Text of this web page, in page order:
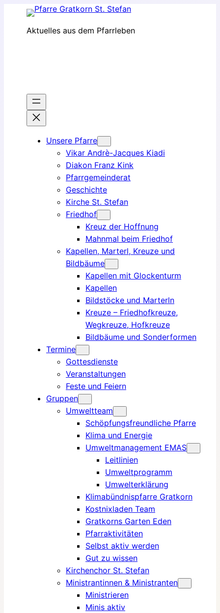
Aktuelles aus dem Pfarrleben
Unsere Pfarre
Vikar Andrè-Jacques Kiadi
Diakon Franz Kink
Pfarrgemeinderat
Geschichte
Kirche St. Stefan
Friedhof
Kreuz der Hoffnung
Mahnmal beim Friedhof
Kapellen, Marterl, Kreuze und
Bildbäume
Kapellen mit Glockenturm
Kapellen
Bildstöcke und Marterln
Kreuze – Friedhofkreuze,
Wegkreuze, Hofkreuze
Bildbäume und Sonderformen
Termine
Gottesdienste
Veranstaltungen
Feste und Feiern
Gruppen
Umweltteam
Schöpfungsfreundliche Pfarre
Klima und Energie
Umweltmanagement EMAS
Leitlinien
Umweltprogramm
Umwelterklärung
Klimabündnispfarre Gratkorn
Kostnixladen Team
Gratkorns Garten Eden
Pfarraktivitäten
Selbst aktiv werden
Gut zu wissen
Kirchenchor St. Stefan
Ministrantinnen & Ministranten
Ministrieren
Minis aktiv